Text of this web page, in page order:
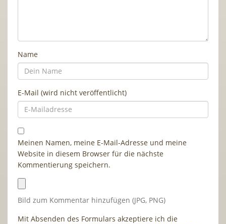
Name
E-Mail (wird nicht veröffentlicht)
Meinen Namen, meine E-Mail-Adresse und meine
Website in diesem Browser für die nächste
Kommentierung speichern.
Bild zum Kommentar hinzufügen (JPG, PNG)
Mit Absenden des Formulars akzeptiere ich die